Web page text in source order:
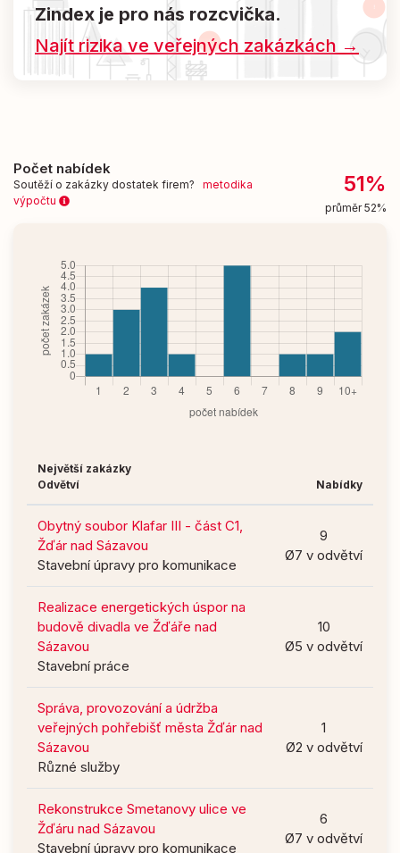
Zindex je pro nás rozcvička.
Najít rizika ve veřejných zakázkách →
Počet nabídek
Soutěží o zakázky dostatek firem? metodika
výpočtu
51%
průměr 52%
Největší zakázky
Odvětví
Nabídky
Obytný soubor Klafar III - část C1,
Žďár nad Sázavou
Stavební úpravy pro komunikace
9
Ø7 v odvětví
Realizace energetických úspor na
budově divadla ve Žďáře nad
Sázavou
Stavební práce
10
Ø5 v odvětví
Správa, provozování a údržba
veřejných pohřebišť města Žďár nad
Sázavou
Různé služby
1
Ø2 v odvětví
Rekonstrukce Smetanovy ulice ve
Žďáru nad Sázavou
Stavební úpravy pro komunikace
6
Ø7 v odvětví